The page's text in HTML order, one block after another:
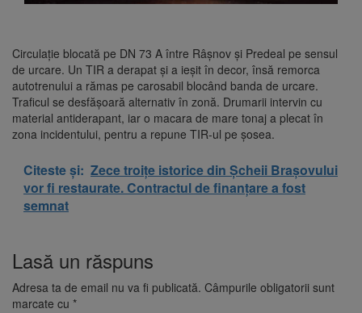
Circulație blocată pe DN 73 A între Râșnov și Predeal pe sensul
de urcare. Un TIR a derapat și a ieșit în decor, însă remorca
autotrenului a rămas pe carosabil blocând banda de urcare.
Traficul se desfășoară alternativ în zonă. Drumarii intervin cu
material antiderapant, iar o macara de mare tonaj a plecat în
zona incidentului, pentru a repune TIR-ul pe șosea.
Citeste și: Zece troițe istorice din Șcheii Brașovului
vor fi restaurate. Contractul de finanțare a fost
semnat
Lasă un răspuns
Adresa ta de email nu va fi publicată. Câmpurile obligatorii sunt
marcate cu *